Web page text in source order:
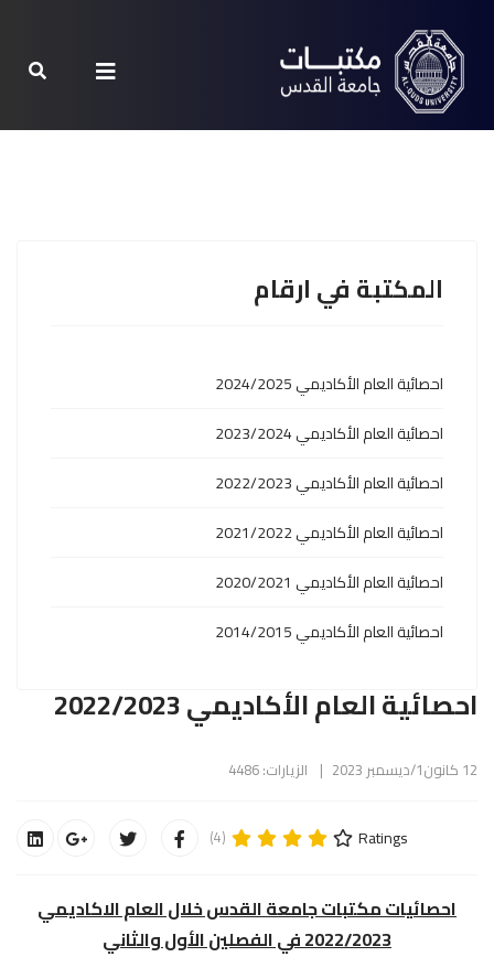
المكتبة في ارقام
احصائية العام الأكاديمي 2024/2025
احصائية العام الأكاديمي 2023/2024
احصائية العام الأكاديمي 2022/2023
احصائية العام الأكاديمي 2021/2022
احصائية العام الأكاديمي 2020/2021
احصائية العام الأكاديمي 2014/2015
احصائية العام الأكاديمي 2022/2023
12 كانون1/ديسمبر 2023 الزيارات: 4486
Ratings
(4)
احصائيات مكتبات جامعة القدس خلال العام الاكاديمي
2022/2023 في الفصلين الأول والثاني